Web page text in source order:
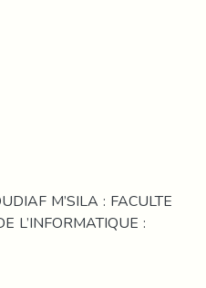
M’SILA : FACULTE
L’INFORMATIQUE :